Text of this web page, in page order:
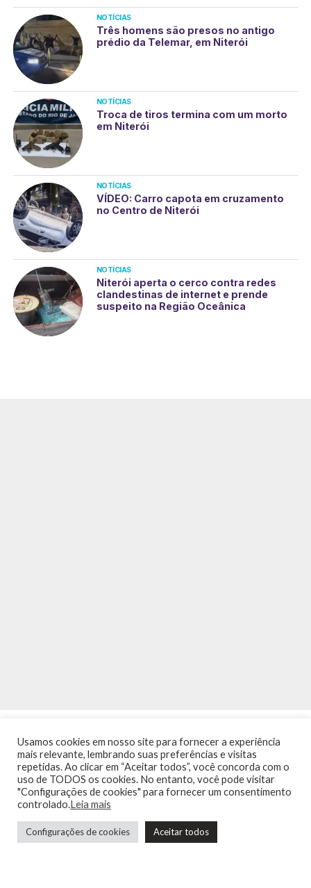
NOTÍCIAS
Três homens são presos no antigo
prédio da Telemar, em Niterói
NOTÍCIAS
Troca de tiros termina com um morto
em Niterói
NOTÍCIAS
VÍDEO: Carro capota em cruzamento
no Centro de Niterói
NOTÍCIAS
Niterói aperta o cerco contra redes
clandestinas de internet e prende
suspeito na Região Oceânica
INÍCIO NOTÍCIAS AGENDA
TERMOS DE USO / POLÍTICA DE PRIVACIDADE
Usamos cookies em nosso site para fornecer a experiência
mais relevante, lembrando suas preferências e visitas
repetidas. Ao clicar em “Aceitar todos”, você concorda com o
uso de TODOS os cookies. No entanto, você pode visitar
"Configurações de cookies" para fornecer um consentimento
controlado.Leia mais
Configurações de cookies Aceitar todos